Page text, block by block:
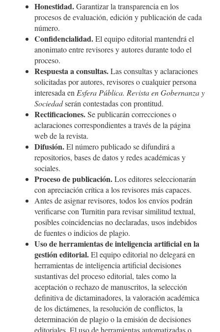
Honestidad.Garantizar la transparencia en los
procesos de evaluación, edición y publicación de cada
número.
Confidencialidad.El equipo editorial mantendrá el
anonimato entre revisores y autores durante todo el
proceso.
Respuesta a consultas.Las consultas y aclaraciones
solicitadas por autores, revisores o cualquier persona
interesada en Esfera Pública. Revista en Gobernanza y
Sociedadserán contestadas con prontitud.
Rectificaciones.Se publicarán correcciones o
aclaraciones correspondientes a través de la página
web de la revista.
Difusión.El número publicado se difundirá a
repositorios, bases de datos y redes académicas y
sociales.
Proceso de publicación.Los editores seleccionarán
con apreciación crítica a los revisores más capaces.
Antes de asignar revisores, todos los envíos podrán
verificarse con Turnitin para revisar similitud textual,
posibles coincidencias no declaradas, usos indebidos
de fuentes o indicios de plagio.
Uso de herramientas de inteligencia artificial en la
gestión editorial.El equipo editorial no delegará en
herramientas de inteligencia artificial decisiones
sustantivas del proceso editorial, tales como la
aceptación o rechazo de manuscritos, la selección
definitiva de dictaminadores, la valoración académica
de los dictámenes, la resolución de conflictos, la
determinación de plagio o la emisión de decisiones
editoriales. El uso de herramientas automatizadas o